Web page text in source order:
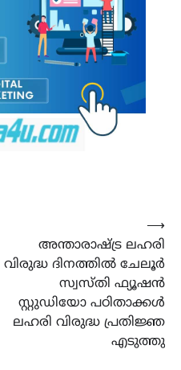
അന്താരാഷ്ട്ര ലഹരി
വിരുദ്ധ ദിനത്തിൽ ചേലൂർ
സ്വസ്തി ഫ്യൂഷൻ
സ്റ്റുഡിയോ പഠിതാക്കൾ
ലഹരി വിരുദ്ധ പ്രതിജ്ഞ
എടുത്തു
⟶